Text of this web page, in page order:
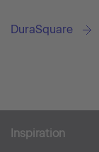
DuraSquare
Inspiration